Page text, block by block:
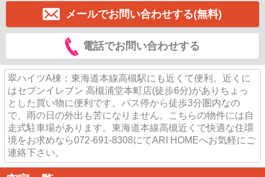
メールでお問い合わせする(無料)
電話でお問い合わせする
翠ハイツA棟：東海道本線高槻駅にも近くて便利。近くに
はセブンイレブン 高槻浦堂本町店(徒歩6分)がありちょっ
とした買い物に便利です。バス停から徒歩3分圏内なの
で、雨の日の外出も苦になりません。こちらの物件には自
走式駐車場があります。東海道本線高槻近くで快適な住環
境をお求めなら072-691-8308にてARI HOMEへお気軽にご
連絡下さい。